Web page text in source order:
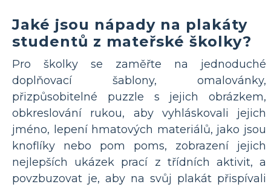
Jaké jsou nápady na plakáty
studentů z mateřské školky?
Pro školky se zaměřte na jednoduché
doplňovací šablony, omalovánky,
přizpůsobitelné puzzle s jejich obrázkem,
obkreslování rukou, aby vyhláskovali jejich
jméno, lepení hmatových materiálů, jako jsou
knoflíky nebo pom poms, zobrazení jejich
nejlepších ukázek prací z třídních aktivit, a
povzbuzovat je, aby na svůj plakát přispívali